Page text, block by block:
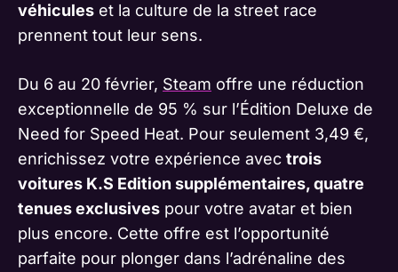
véhicules et la culture de la street race
prennent tout leur sens.
Du 6 au 20 février, Steam offre une réduction
exceptionnelle de 95 % sur l’Édition Deluxe de
Need for Speed Heat. Pour seulement 3,49 €,
enrichissez votre expérience avec trois
voitures K.S Edition supplémentaires, quatre
tenues exclusives pour votre avatar et bien
plus encore. Cette offre est l’opportunité
parfaite pour plonger dans l’adrénaline des